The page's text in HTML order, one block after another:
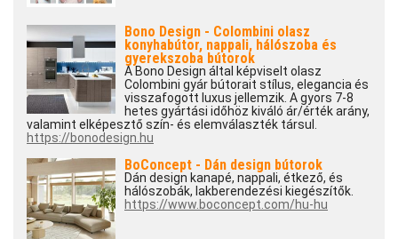
Bono Design - Colombini olasz
konyhabútor, nappali, hálószoba és
gyerekszoba bútorok
A Bono Design által képviselt olasz
Colombini gyár bútorait stílus, elegancia és
visszafogott luxus jellemzik. A gyors 7-8
hetes gyártási időhöz kiváló ár/érték arány,
valamint elképesztő szín- és elemválaszték társul.
https://bonodesign.hu
BoConcept - Dán design bútorok
Dán design kanapé, nappali, étkező, és
hálószobák, lakberendezési kiegészítők.
https://www.boconcept.com/hu-hu